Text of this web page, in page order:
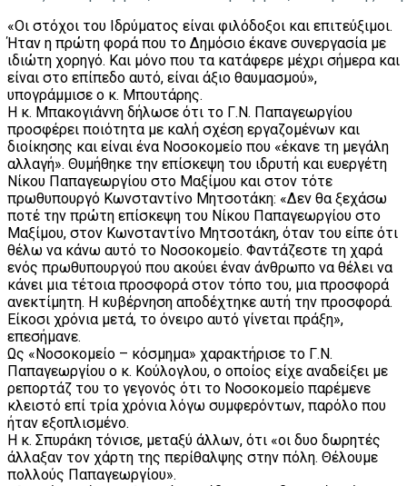
«Οι στόχοι του Ιδρύματος είναι φιλόδοξοι και επιτεύξιμοι.
Ήταν η πρώτη φορά που το Δημόσιο έκανε συνεργασία με
ιδιώτη χορηγό. Και μόνο που τα κατάφερε μέχρι σήμερα και
είναι στο επίπεδο αυτό, είναι άξιο θαυμασμού»,
υπογράμμισε ο κ. Μπουτάρης.
Η κ. Μπακογιάννη δήλωσε ότι το Γ.Ν. Παπαγεωργίου
προσφέρει ποιότητα με καλή σχέση εργαζομένων και
διοίκησης και είναι ένα Νοσοκομείο που «έκανε τη μεγάλη
αλλαγή». Θυμήθηκε την επίσκεψη του ιδρυτή και ευεργέτη
Νίκου Παπαγεωργίου στο Μαξίμου και στον τότε
πρωθυπουργό Κωνσταντίνο Μητσοτάκη: «Δεν θα ξεχάσω
ποτέ την πρώτη επίσκεψη του Νίκου Παπαγεωργίου στο
Μαξίμου, στον Κωνσταντίνο Μητσοτάκη, όταν του είπε ότι
θέλω να κάνω αυτό το Νοσοκομείο. Φαντάζεστε τη χαρά
ενός πρωθυπουργού που ακούει έναν άνθρωπο να θέλει να
κάνει μια τέτοια προσφορά στον τόπο του, μια προσφορά
ανεκτίμητη. Η κυβέρνηση αποδέχτηκε αυτή την προσφορά.
Είκοσι χρόνια μετά, το όνειρο αυτό γίνεται πράξη»,
επεσήμανε.
Ως «Νοσοκομείο – κόσμημα» χαρακτήρισε το Γ.Ν.
Παπαγεωργίου ο κ. Κούλογλου, ο οποίος είχε αναδείξει με
ρεπορτάζ του το γεγονός ότι το Νοσοκομείο παρέμενε
κλειστό επί τρία χρόνια λόγω συμφερόντων, παρόλο που
ήταν εξοπλισμένο.
Η κ. Σπυράκη τόνισε, μεταξύ άλλων, ότι «οι δυο δωρητές
άλλαξαν τον χάρτη της περίθαλψης στην πόλη. Θέλουμε
πολλούς Παπαγεωργίου».